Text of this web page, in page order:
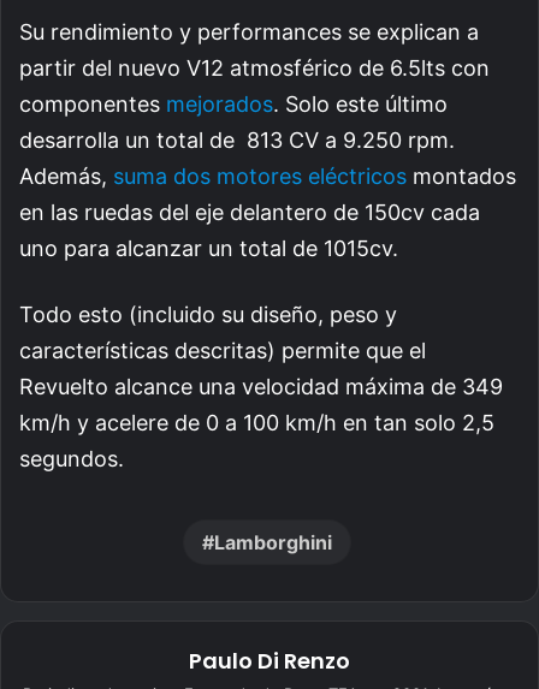
Su rendimiento y performances se explican a
partir del nuevo V12 atmosférico de 6.5lts con
componentes mejorados. Solo este último
desarrolla un total de 813 CV a 9.250 rpm.
Además, suma dos motores eléctricos montados
en las ruedas del eje delantero de 150cv cada
uno para alcanzar un total de 1015cv.
Todo esto (incluido su diseño, peso y
características descritas) permite que el
Revuelto alcance una velocidad máxima de 349
km/h y acelere de 0 a 100 km/h en tan solo 2,5
segundos.
Lamborghini
Paulo Di Renzo